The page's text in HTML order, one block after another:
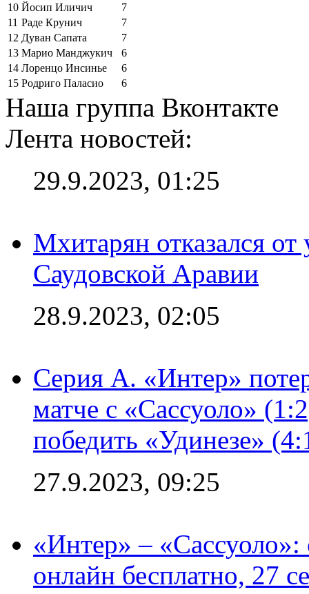
10 Йосип Иличич
7
11 Раде Крунич
7
12 Дуван Сапата
7
13 Марио Манджукич
6
14 Лоренцо Инсинье
6
15 Родриго Паласио 6
Наша группа Вконтакте
Лента новостей:
29.9.2023, 01:25
Мхитарян отказался от
Саудовской Аравии
28.9.2023, 02:05
Серия А. «Интер»
матче с «Сассуоло»
победить «Удинезе»
27.9.2023, 09:25
«Интер» –
онлайн бесплатно, 27